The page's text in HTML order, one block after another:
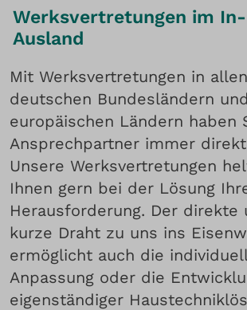
Werksvertretungen im
Ausland
Mit Werksvertretungen in allen
deutschen Bundesländern
europäischen Ländern haben
Ansprechpartner immer
Unsere Werksvertretungen
Ihnen gern bei der Lösung
Herausforderung. Der direkte
kurze Draht zu uns ins
ermöglicht auch die
Anpassung oder die
eigenständiger